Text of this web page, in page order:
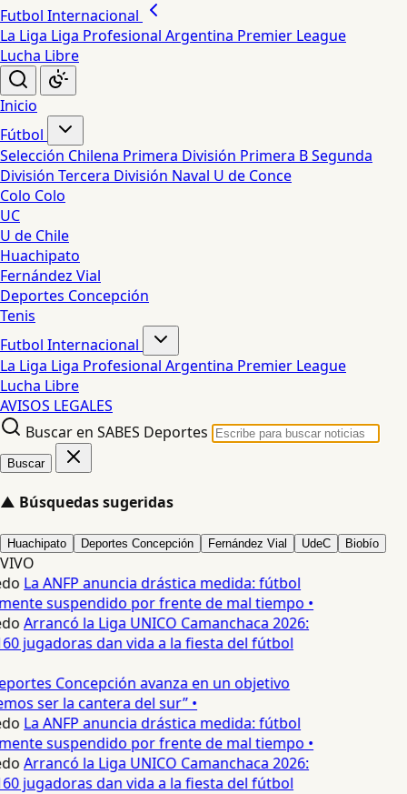
Futbol Internacional
La Liga Liga Profesional Argentina Premier League
Lucha Libre
Inicio
Fútbol
Selección Chilena Primera División Primera BSegunda
División Tercera División Naval U de Conce
Colo Colo
UC
U de Chile
Huachipato
Fernández Vial
Deportes Concepción
Tenis
Futbol Internacional
La Liga Liga Profesional Argentina Premier League
Lucha Libre
AVISOS LEGALES
Buscar en SABES Deportes
Buscar
▲ Búsquedas sugeridas
Huachipato Deportes Concepción Fernández Vial UdeC Biobío
VIVO
La ANFP anuncia drástica medida: fútbol
suspendido por frente de mal tiempo •
Arrancó la Liga UNICO Camanchaca 2026:
jugadoras dan vida a la fiesta del fútbol
Concepción avanza en un objetivo
ser la cantera del sur” •
La ANFP anuncia drástica medida: fútbol
suspendido por frente de mal tiempo •
Arrancó la Liga UNICO Camanchaca 2026:
jugadoras dan vida a la fiesta del fútbol